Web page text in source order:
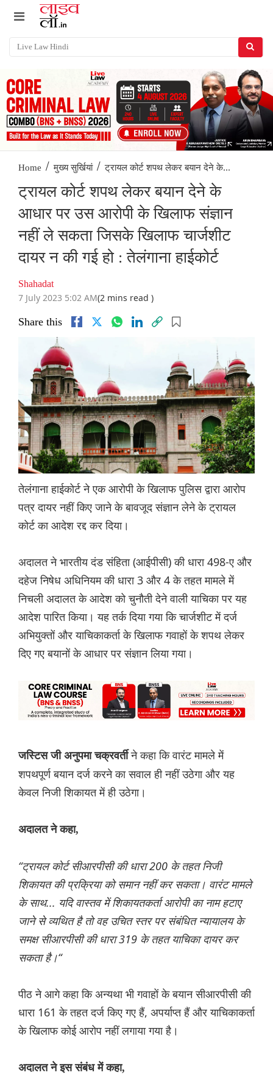
Home / मुख्य सुर्खियां / ट्रायल कोर्ट शपथ लेकर बयान देने के...
ट्रायल कोर्ट शपथ लेकर बयान देने के
आधार पर उस आरोपी के खिलाफ संज्ञान
नहीं ले सकता जिसके खिलाफ चार्जशीट
दायर न की गई हो : तेलंगाना हाईकोर्ट
Shahadat
7 July 2023 5:02 AM(2 mins read )
Share this
तेलंगाना हाईकोर्ट ने एक आरोपी के खिलाफ पुलिस द्वारा आरोप
पत्र दायर नहीं किए जाने के बावजूद संज्ञान लेने के ट्रायल
कोर्ट का आदेश रद्द कर दिया।
अदालत ने भारतीय दंड संहिता (आईपीसी) की धारा 498-ए और
दहेज निषेध अधिनियम की धारा 3 और 4 के तहत मामले में
निचली अदालत के आदेश को चुनौती देने वाली याचिका पर यह
आदेश पारित किया। यह तर्क दिया गया कि चार्जशीट में दर्ज
अभियुक्तों और याचिकाकर्ता के खिलाफ गवाहों के शपथ लेकर
दिए गए बयानों के आधार पर संज्ञान लिया गया।
जस्टिस जी अनुपमा चक्रवर्तीने कहा कि वारंट मामले में
शपथपूर्ण बयान दर्ज करने का सवाल ही नहीं उठेगा और यह
केवल निजी शिकायत में ही उठेगा।
अदालत ने कहा,
“ट्रायल कोर्ट सीआरपीसी की धारा 200 के तहत निजी
शिकायत की प्रक्रिया को समान नहीं कर सकता। वारंट मामले
के साथ... यदि वास्तव में शिकायतकर्ता आरोपी का नाम हटाए
जाने से व्यथित है तो वह उचित स्तर पर संबंधित न्यायालय के
समक्ष सीआरपीसी की धारा 319 के तहत याचिका दायर कर
सकता है।“
पीठ ने आगे कहा कि अन्यथा भी गवाहों के बयान सीआरपीसी की
धारा 161 के तहत दर्ज किए गए हैं, अपर्याप्त हैं और याचिकाकर्ता
के खिलाफ कोई आरोप नहीं लगाया गया है।
अदालत ने इस संबंध में कहा,